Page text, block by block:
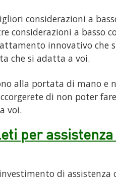
considerazioni a
considerazioni a basso
innovativo che
che si adatta a voi.
alla portata di mano e
di non poter
voi.
per
di assistenza